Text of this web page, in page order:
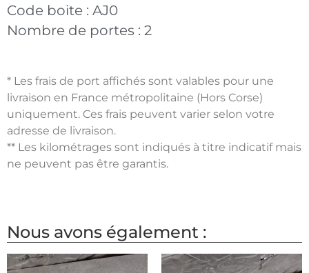
Code boite : AJ0
Nombre de portes : 2
* Les frais de port affichés sont valables pour une
livraison en France métropolitaine (Hors Corse)
uniquement. Ces frais peuvent varier selon votre
adresse de livraison.
** Les kilométrages sont indiqués à titre indicatif mais
ne peuvent pas être garantis.
Nous avons également :